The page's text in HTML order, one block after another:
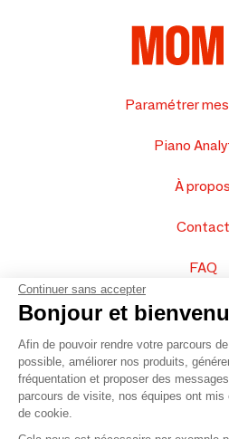
Paramétrer
Piano
À propos
Contact
FAQ
Vendez vos
Plan du
© 2016 –
Continuer sans accepter
Bonjour et
Afin de pouvoir rendre votre parcours
possible, améliorer nos produits,
fréquentation et proposer des
parcours de visite, nos équipes ont
de cookie.